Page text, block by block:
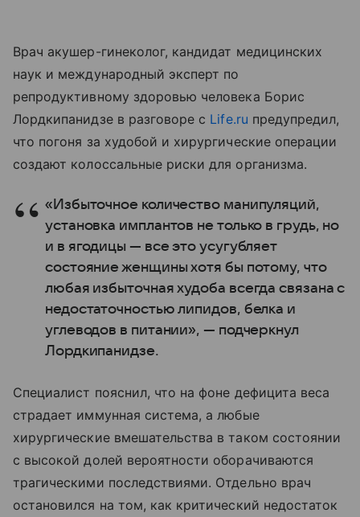
Врач акушер-гинеколог, кандидат медицинских
наук и международный эксперт по
репродуктивному здоровью человека Борис
Лордкипанидзе в разговоре с Life.ru предупредил,
что погоня за худобой и хирургические операции
создают колоссальные риски для организма.
«Избыточное количество манипуляций,
установка имплантов не только в грудь, но
и в ягодицы — все это усугубляет
состояние женщины хотя бы потому, что
любая избыточная худоба всегда связана с
недостаточностью липидов, белка и
углеводов в питании», — подчеркнул
Лордкипанидзе.
Специалист пояснил, что на фоне дефицита веса
страдает иммунная система, а любые
хирургические вмешательства в таком состоянии
с высокой долей вероятности оборачиваются
трагическими последствиями. Отдельно врач
остановился на том, как критический недостаток